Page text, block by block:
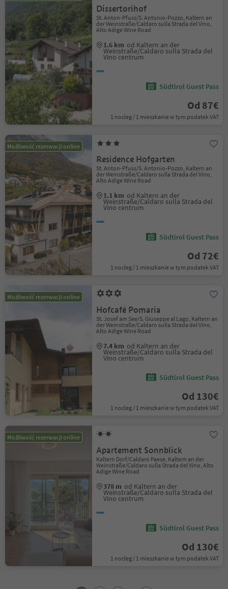
Dissertorihof
St. Anton-Pfuss/S. Antonio-Pozzo, Kaltern an
der Weinstraße/Caldaro sulla Strada del Vino,
Alto Adige Wine Road
1.6 km od Kaltern an der
Weinstraße/Caldaro sulla Strada del
Vino centrum
Südtirol Guest Pass
Od 87€
1 nocleg / 1 mieszkanie w tym podatek VAT
Możliwość rezerwacji online
Residence Hofgarten
St. Anton-Pfuss/S. Antonio-Pozzo, Kaltern an
der Weinstraße/Caldaro sulla Strada del Vino,
Alto Adige Wine Road
1.1 km od Kaltern an der
Weinstraße/Caldaro sulla Strada del
Vino centrum
Südtirol Guest Pass
Od 72€
1 nocleg / 1 mieszkanie w tym podatek VAT
Możliwość rezerwacji online
Hofcafé Pomaria
St. Josef am See/S. Giuseppe al Lago, Kaltern an
der Weinstraße/Caldaro sulla Strada del Vino,
Alto Adige Wine Road
7.4 km od Kaltern an der
Weinstraße/Caldaro sulla Strada del
Vino centrum
Südtirol Guest Pass
Od 130€
1 nocleg / 1 mieszkanie w tym podatek VAT
Możliwość rezerwacji online
Apartement Sonnblick
Kaltern Dorf/Caldaro Paese, Kaltern an der
Weinstraße/Caldaro sulla Strada del Vino, Alto
Adige Wine Road
378 m od Kaltern an der
Weinstraße/Caldaro sulla Strada del
Vino centrum
Südtirol Guest Pass
Od 130€
1 nocleg / 1 mieszkanie w tym podatek VAT